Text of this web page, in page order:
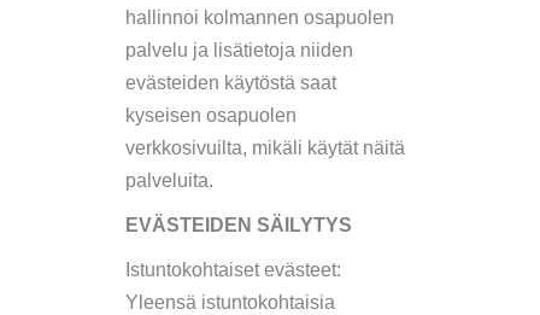
hallinnoi kolmannen osapuolen
palvelu ja lisätietoja niiden
evästeiden käytöstä saat
kyseisen osapuolen
verkkosivuilta, mikäli käytät näitä
palveluita.
EVÄSTEIDEN SÄILYTYS
Istuntokohtaiset evästeet:
Yleensä istuntokohtaisia